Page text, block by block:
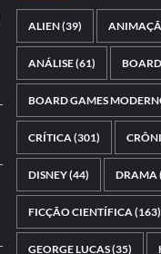
ALIEN(39)
ANÁLISE(61)
BOARD GAMES
CRÍTICA (301)
DISNEY(44) DRAMA
FICÇÃO CIENTÍFICA (163)
GEORGE LUCAS(35)